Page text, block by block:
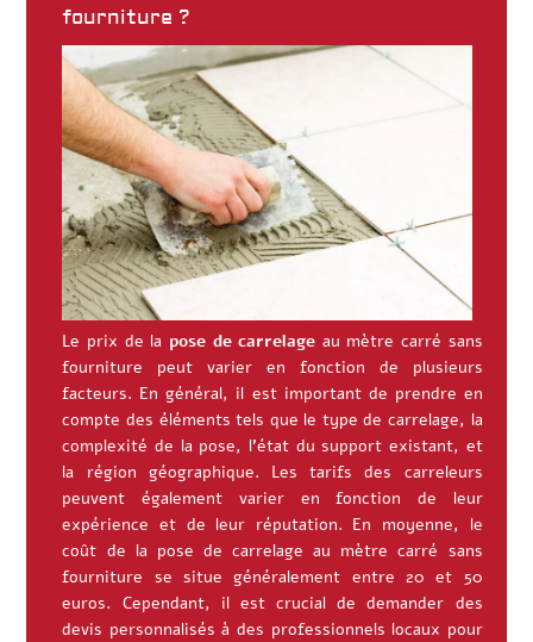
fourniture ?
Le prix de la pose de carrelage au mètre carré sans
fourniture peut varier en fonction de plusieurs
facteurs. En général, il est important de prendre en
compte des éléments tels que le type de carrelage, la
complexité de la pose, l’état du support existant, et
la région géographique. Les tarifs des carreleurs
peuvent également varier en fonction de leur
expérience et de leur réputation. En moyenne, le
coût de la pose de carrelage au mètre carré sans
fourniture se situe généralement entre 20 et 50
euros. Cependant, il est crucial de demander des
devis personnalisés à des professionnels locaux pour